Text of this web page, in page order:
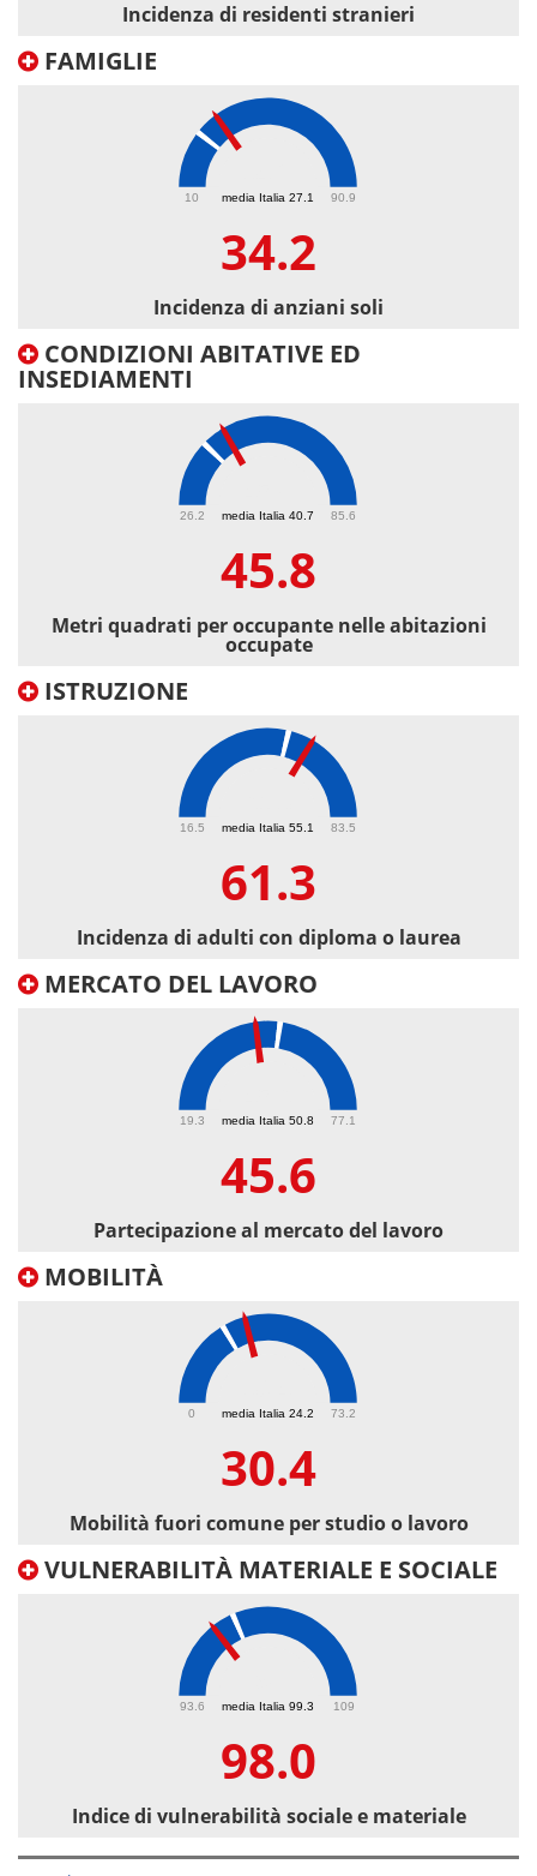
Incidenza di residenti stranieri
FAMIGLIE
media Italia 27.1
10 90.9
34.2
Incidenza di anziani soli
CONDIZIONI ABITATIVE ED
INSEDIAMENTI
media Italia 40.7
26.2 85.6
45.8
Metri quadrati per occupante nelle abitazioni
occupate
ISTRUZIONE
media Italia 55.1
16.5 83.5
61.3
Incidenza di adulti con diploma o laurea
MERCATO DEL LAVORO
media Italia 50.8
19.3 77.1
45.6
Partecipazione al mercato del lavoro
MOBILITÀ
media Italia 24.2
0 73.2
30.4
Mobilità fuori comune per studio o lavoro
VULNERABILITÀ MATERIALE E SOCIALE
media Italia 99.3
93.6 109
98.0
Indice di vulnerabilità sociale e materiale